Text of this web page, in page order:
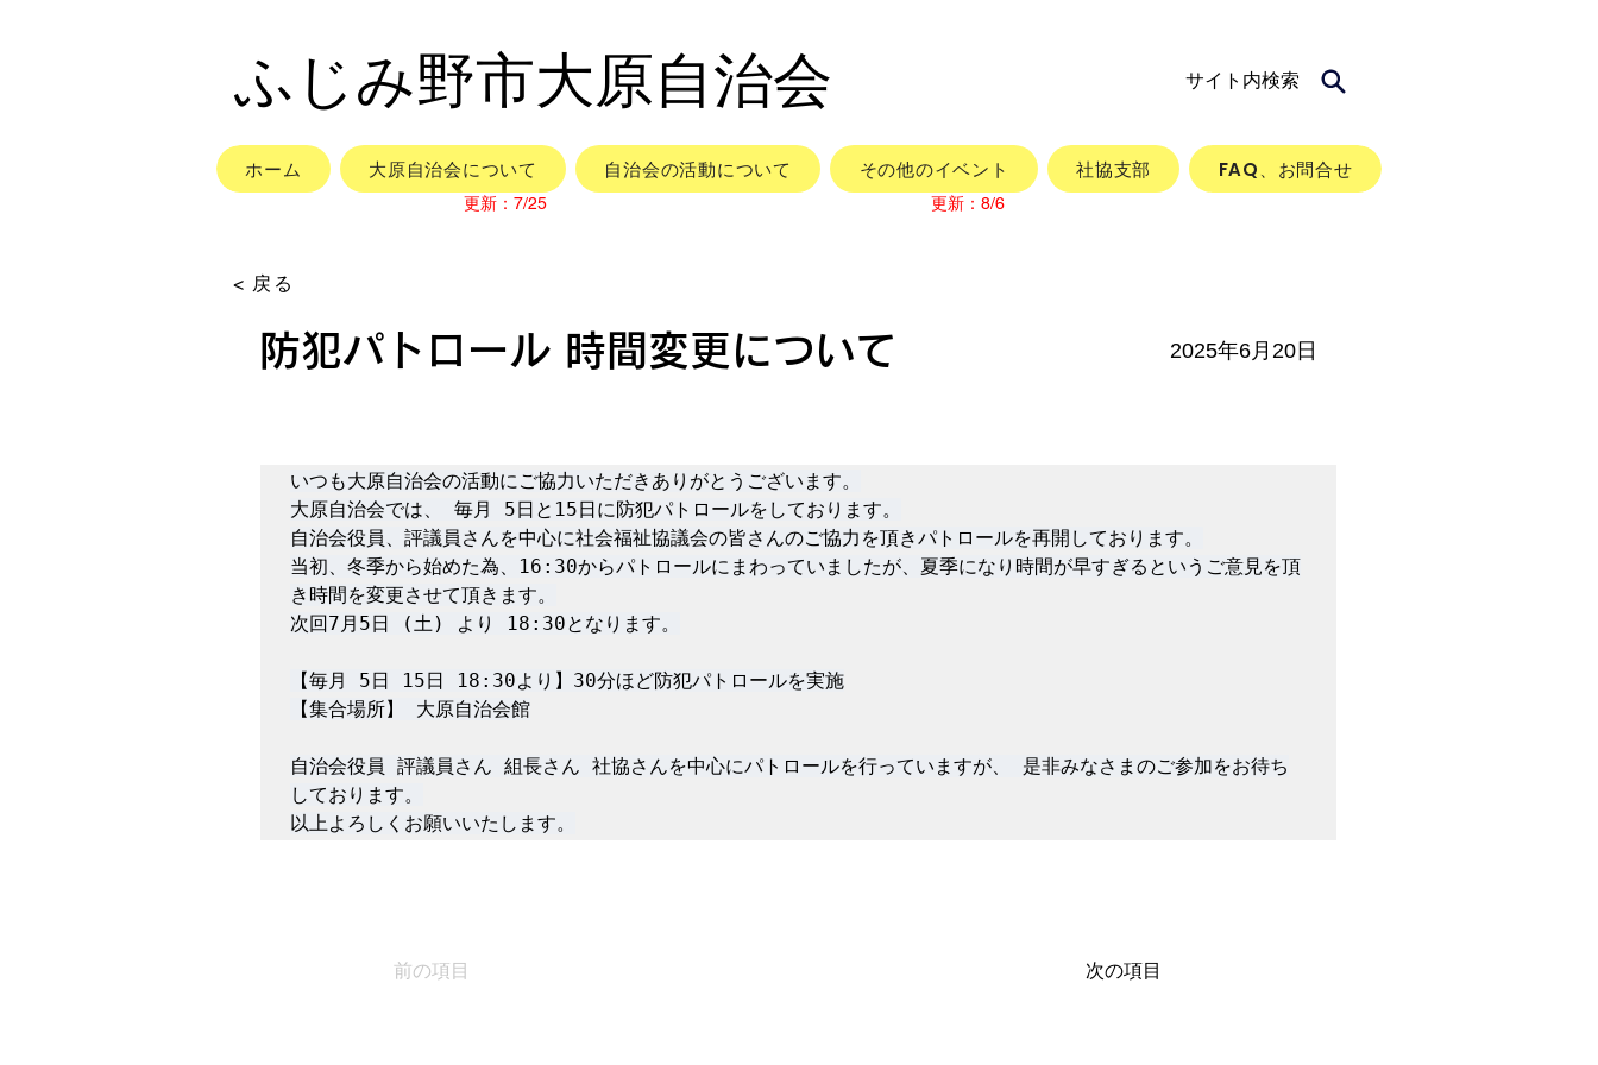
​ふじみ野市大原自治会 サイト内検索
ホーム 大原自治会について 自治会の活動について その他のイベント 社協支部 FAQ、お問合せ
更新：7/25 更新：8/6
< 戻る
防犯パトロール 時間変更について 2025年6月20日
いつも大原自治会の活動にご協力いただきありがとうございます。
大原自治会では、 毎月 5日と15日に防犯パトロールをしております。
自治会役員、評議員さんを中心に社会福祉協議会の皆さんのご協力を頂きパトロールを再開しております。
当初、冬季から始めた為、16:30からパトロールにまわっていましたが、夏季になり時間が早すぎるというご意見を頂
【毎月 5日 15日 18:30より】30分ほど防犯パトロールを実施
【集合場所】 大原自治会館
自治会役員 評議員さん 組長さん 社協さんを中心にパトロールを行っていますが、 是非みなさまのご参加をお待ち
しております。
以上よろしくお願いいたします。
前の項目 次の項目